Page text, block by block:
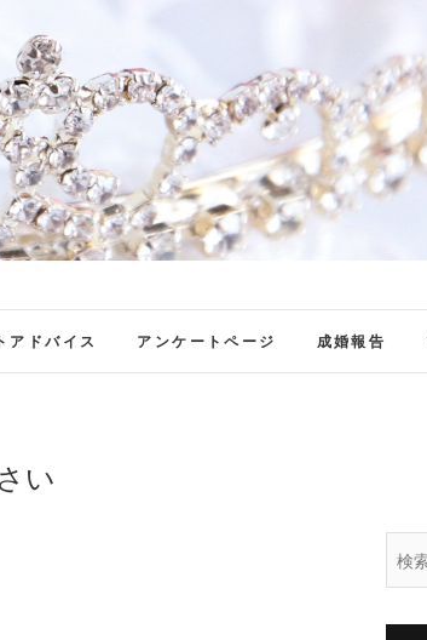
アドバイス アンケートページ 成婚報告
い